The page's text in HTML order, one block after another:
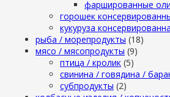
фаршированные
горошек
кукуруза
рыба / морепродукты (18)
мясо / мясопродукты (9)
птица / кролик (5)
свинина / говядина /
субпродукты (2)